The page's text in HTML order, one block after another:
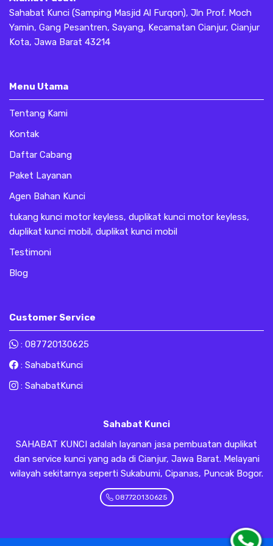
Sahabat Kunci (Samping Masjid Al Furqon), Jln Prof. Moch
Yamin, Gang Pesantren, Sayang, Kecamatan Cianjur, Cianjur
Kota, Jawa Barat 43214
Menu Utama
Tentang Kami
Kontak
Daftar Cabang
Paket Layanan
Agen Bahan Kunci
tukang kunci motor keyless, duplikat kunci motor keyless,
duplikat kunci mobil, duplikat kunci mobil
Testimoni
Blog
Customer Service
: 087720130625
: SahabatKunci
: SahabatKunci
Sahabat Kunci
SAHABAT KUNCI adalah layanan jasa pembuatan duplikat
dan service kunci yang ada di Cianjur, Jawa Barat. Melayani
wilayah sekitarnya seperti Sukabumi, Cipanas, Puncak Bogor.
087720130625